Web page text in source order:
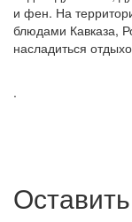
и фен. На
блюдами Кавказа,
насладиться
.